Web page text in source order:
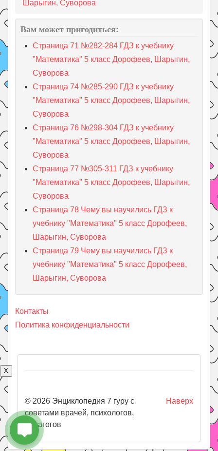
Шарыгин, Суворова
Вам может пригодиться:
Страница 71 №282-284 ГДЗ к учебнику
"Математика" 5 класс Дорофеев, Шарыгин,
Суворова
Страница 74 №285-290 ГДЗ к учебнику
"Математика" 5 класс Дорофеев, Шарыгин,
Суворова
Страница 76 №298-304 ГДЗ к учебнику
"Математика" 5 класс Дорофеев, Шарыгин,
Суворова
Страница 77 №305-311 ГДЗ к учебнику
"Математика" 5 класс Дорофеев, Шарыгин,
Суворова
Страница 78 Чему вы научились ГДЗ к
учебнику "Математика" 5 класс Дорофеев,
Шарыгин, Суворова
Страница 79 Чему вы научились ГДЗ к
учебнику "Математика" 5 класс Дорофеев,
Шарыгин, Суворова
Контакты
Политика конфиденциальности
X
Наверх
© 2026 Энциклопедия 7 гуру с
советами врачей, психологов,
педагогов